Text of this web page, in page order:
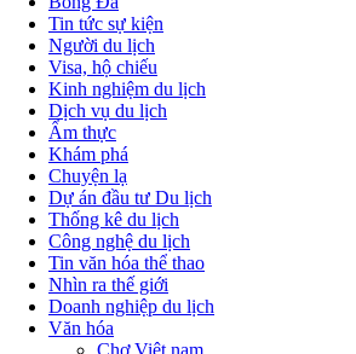
Tin tức sự kiện
Người du lịch
Visa, hộ chiếu
Kinh nghiệm du lịch
Dịch vụ du lịch
Ẩm thực
Khám phá
Chuyện lạ
Dự án đầu tư Du lịch
Thống kê du lịch
Công nghệ du lịch
Tin văn hóa thể thao
Nhìn ra thế giới
Doanh nghiệp du lịch
Văn hóa
Chợ Việt nam